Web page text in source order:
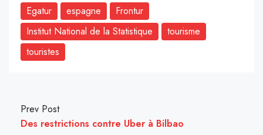
Egatur
espagne
Frontur
Institut National de la Statistique
tourisme
touristes
Prev Post
Des restrictions contre Uber à Bilbao